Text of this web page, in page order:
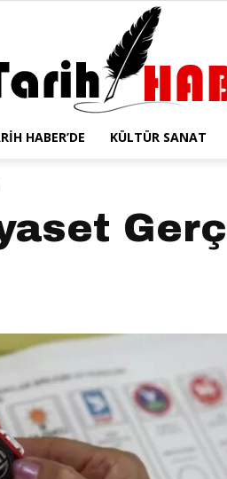
HABER’DE KÜLTÜR SANAT